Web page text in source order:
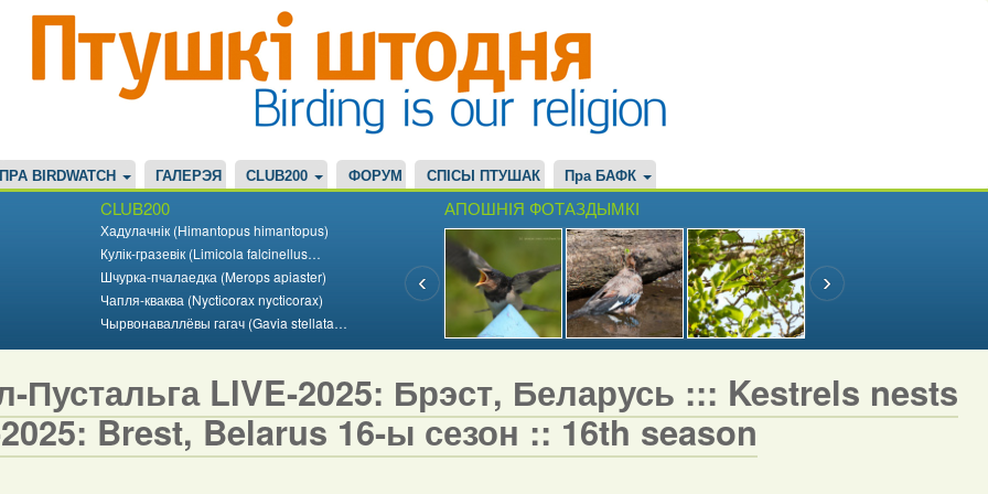
ПРА BIRDWATCH ГАЛЕРЭЯ CLUB200 ФОРУМ СПІСЫ ПТУШАК Пра БАФК
CLUB200
Хадулачнік (Himantopus himantopus)
Кулік-гразевік (Limicola falcinellus…
Шчурка-пчалаедка (Merops apiaster)
Чапля-кваква (Nycticorax nycticorax)
Чырвонаваллёвы гагач (Gavia stellata…
АПОШНІЯ ФОТАЗДЫМКІ
Пустальга LIVE-2025: Брэст, Беларусь ::: Kestrels nests
Brest, Belarus 16-ы сезон :: 16th season